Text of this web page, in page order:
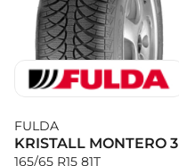
FULDA
KRISTALL MONTERO 3
165/65 R15 81T